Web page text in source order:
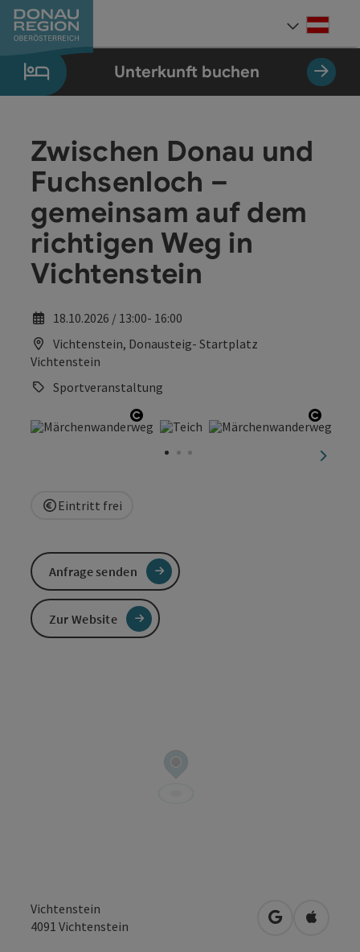
Zum Inhalt
Zur Navigation
Zum Seitenanfang
Zur Kontaktseite
Zum Impressum
Zur Startseite
Unterkunft buchen
Zwischen Donau und
Fuchsenloch –
gemeinsam auf dem
richtigen Weg in
Vichtenstein
18.10.2026 / 13:00- 16:00
Vichtenstein, Donausteig- Startplatz
Vichtenstein
Sportveranstaltung
Copyright öffnen
Eintritt frei
Vichtenstein
4091 Vichtenstein in Google
in
Anfrage senden
Zur Website